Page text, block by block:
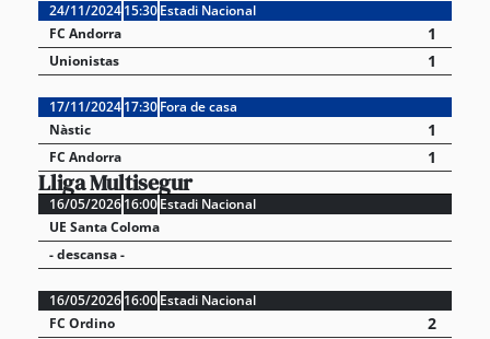
24/11/202415:30Estadi Nacional
FC Andorra
1
Unionistas 1
17/11/202417:30Fora de casa
Nàstic
1
FC Andorra 1
Lliga Multisegur
16/05/202616:00Estadi Nacional
UE Santa Coloma
- descansa -
16/05/202616:00Estadi Nacional
FC Ordino
2